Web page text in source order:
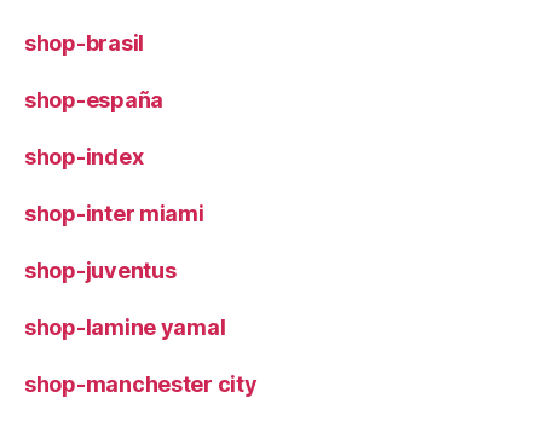
shop-brasil
shop-españa
shop-index
shop-inter miami
shop-juventus
shop-lamine yamal
shop-manchester city